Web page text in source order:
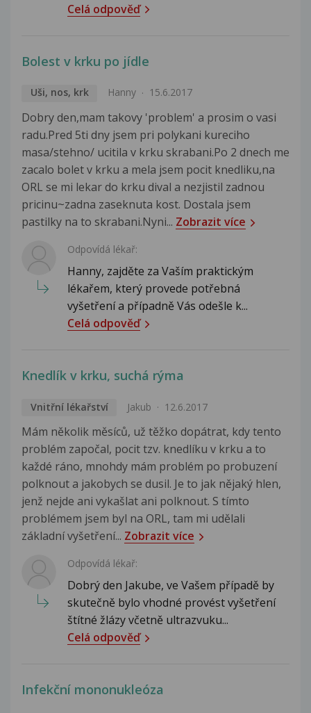
Celá odpověď
Bolest v krku po jídle
Uši, nos, krk Hanny 15.6.2017
Dobry den,mam takovy 'problem' a prosim o vasi
radu.Pred 5ti dny jsem pri polykani kureciho
masa/stehno/ ucitila v krku skrabani.Po 2 dnech me
zacalo bolet v krku a mela jsem pocit knedliku,na
ORL se mi lekar do krku dival a nezjistil zadnou
pricinu~zadna zaseknuta kost. Dostala jsem
pastilky na to skrabani.Nyni... Zobrazit více
Odpovídá lékař:
Hanny, zajděte za Vaším praktickým
lékařem, který provede potřebná
vyšetření a případně Vás odešle k...
Celá odpověď
Knedlík v krku, suchá rýma
Vnitřní lékařství Jakub 12.6.2017
Mám několik měsíců, už těžko dopátrat, kdy tento
problém započal, pocit tzv. knedlíku v krku a to
každé ráno, mnohdy mám problém po probuzení
polknout a jakobych se dusil. Je to jak nějaký hlen,
jenž nejde ani vykašlat ani polknout. S tímto
problémem jsem byl na ORL, tam mi udělali
základní vyšetření... Zobrazit více
Odpovídá lékař:
Dobrý den Jakube, ve Vašem případě by
skutečně bylo vhodné provést vyšetření
štítné žlázy včetně ultrazvuku...
Celá odpověď
Infekční mononukleóza